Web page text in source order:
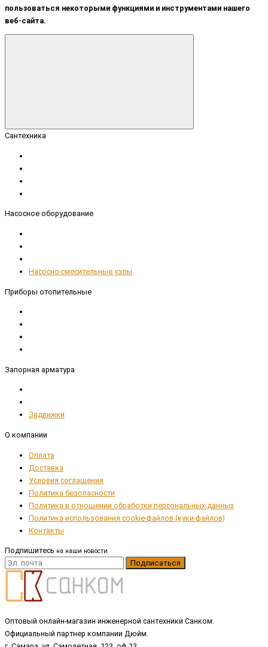
пользоваться некоторыми функциями и инструментами нашего
веб-сайта.
Сантехника
Насосное оборудование
Насосно-смесительные узлы
Приборы отопительные
Запорная арматура
Задвижки
О компании
Оплата
Доставка
Условия соглашения
Политика безопасности
Политика в отношении обработки персональных данных
Политика использования cookie-файлов (куки-файлов)
Контакты
Подпишитесь на наши новости
Подписаться
Оптовый онлайн-магазин инженерной сантехники Санком.
Официальный партнер компании Дюйм.